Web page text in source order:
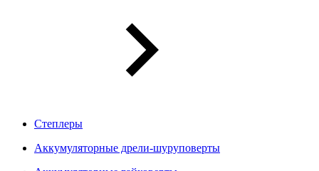
Степлеры
Аккумуляторные дрели-шуруповерты